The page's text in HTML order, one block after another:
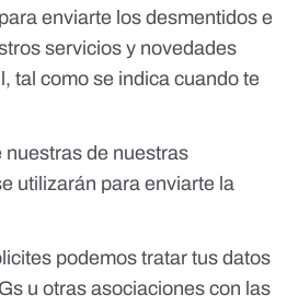
enviarte los desmentidos e
servicios y novedades
tal como se indica cuando te
nuestras de nuestras
utilizarán para enviarte la
podemos tratar tus datos
u otras asociaciones con las